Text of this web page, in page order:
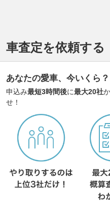
車査定を依頼する
あなたの愛車、今いくら？
申込み最短3時間後に最大20社
せ！